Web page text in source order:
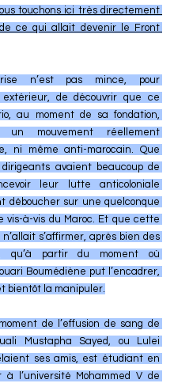
touchons ici très directement
ce qui allait devenir le Front
n’est pas mince, pour
extérieur, de découvrir que ce
au moment de sa fondation,
un mouvement réellement
ni même anti-marocain. Que
dirigeants avaient beaucoup de
leur lutte anticoloniale
déboucher sur une quelconque
vis-à-vis du Maroc. Et que cette
s’affirmer, après bien des
qu’à partir du moment où
Boumédiène put l’encadrer,
bientôt la manipuler.
de l’effusion de sang de
Mustapha Sayed, ou Lulei
ses amis, est étudiant en
à l’université Mohammed V de